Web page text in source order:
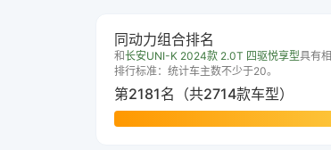
同动力组合排名
和长安UNI-K 2024款 2.0T 四驱悦享型具有
排行标准：统计车主数不少于20。
第2181名（共2714款车型）